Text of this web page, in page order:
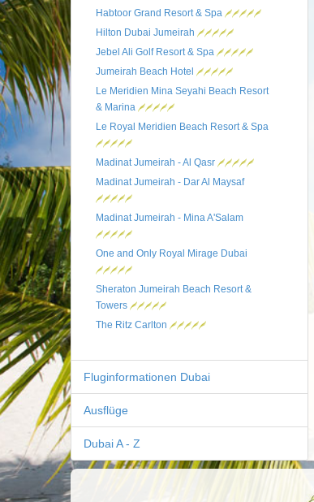
Habtoor Grand Resort & Spa
Hilton Dubai Jumeirah
Jebel Ali Golf Resort & Spa
Jumeirah Beach Hotel
Le Meridien Mina Seyahi Beach Resort
& Marina
Le Royal Meridien Beach Resort & Spa
Madinat Jumeirah - Al Qasr
Madinat Jumeirah - Dar Al Maysaf
Madinat Jumeirah - Mina A'Salam
One and Only Royal Mirage Dubai
Sheraton Jumeirah Beach Resort &
Towers
The Ritz Carlton
Fluginformationen Dubai
Ausflüge
Dubai A - Z